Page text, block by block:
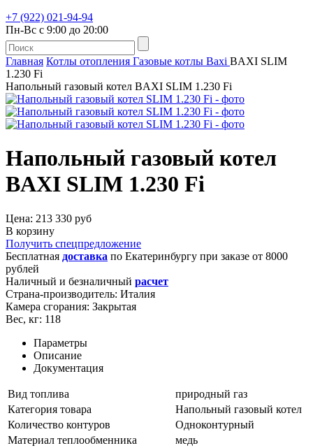
+7 (922) 021-94-94
Пн-Вс с 9:00 до 20:00
Главная Котлы отопления Газовые котлы Baxi BAXI SLIM
1.230 Fi
Напольный газовый котел BAXI SLIM 1.230 Fi
Напольный газовый котел
BAXI SLIM 1.230 Fi
Цена: 213 330 руб
В корзину
Получить спецпредложение
Бесплатная доставка по Екатеринбургу при заказе от 8000
рублей
Наличный и безналичный расчет
Страна-производитель: Италия
Камера сгорания: Закрытая
Вес, кг: 118
Параметры
Описание
Документация
Вид топлива
природный газ
Категория товара
Напольный газовый котел
Количество контуров
Одноконтурный
Материал теплообменника
медь